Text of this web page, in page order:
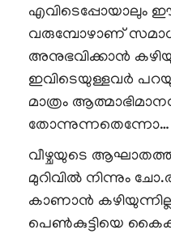
എവിടെപ്പോയാലും ഈ
വരുമ്പോഴാണ്
അനുഭവിക്കാൻ
ഇവിടെയുള്ളവർ
മാത്രം
തോന്നുന്നതെന്നോ…
വീഴ്ചയുടെ
മുറിവിൽ നിന്നും
കാണാൻ
പെൺകുട്ടിയെ